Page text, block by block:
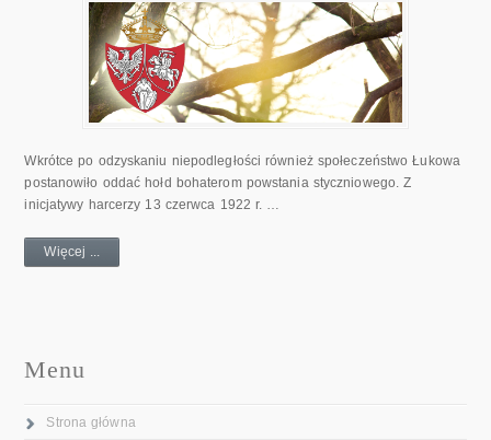
Wkrótce po odzyskaniu niepodległości również społeczeństwo Łukowa
postanowiło oddać hołd bohaterom powstania styczniowego. Z
inicjatywy harcerzy 13 czerwca 1922 r. …
Więcej ...
Menu
Strona główna